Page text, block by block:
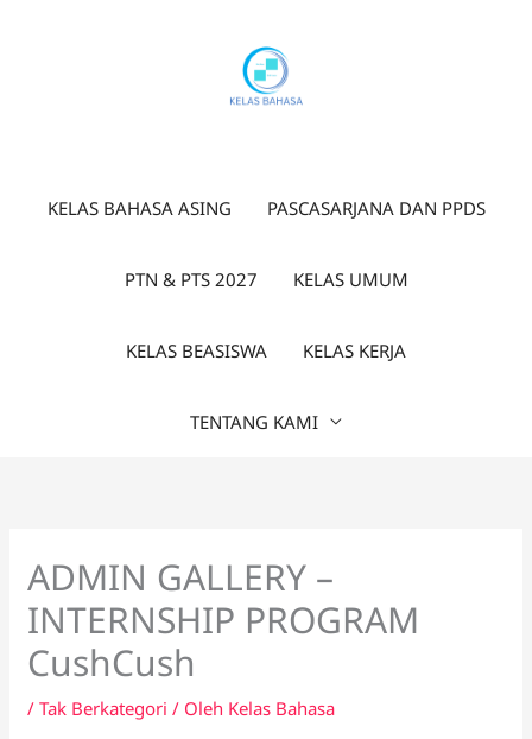
KELAS BAHASA ASING PASCASARJANA DAN PPDS
PTN & PTS 2027 KELAS UMUM
KELAS BEASISWA KELAS KERJA
TENTANG KAMI
ADMIN GALLERY –
INTERNSHIP PROGRAM
CushCush
/Tak Berkategori / Oleh Kelas Bahasa